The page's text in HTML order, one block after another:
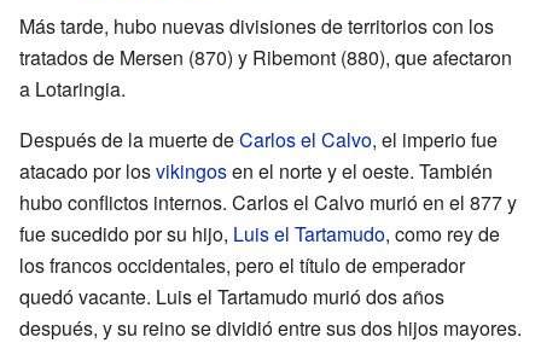
Más tarde, hubo nuevas divisiones de territorios con los
tratados de Mersen (870) y Ribemont (880), que afectaron
a Lotaringia.
Después de la muerte deCarlos el Calvo, el imperio fue
atacado por losvikingosen el norte y el oeste. También
hubo conflictos internos. Carlos el Calvo murió en el 877 y
fue sucedido por su hijo, Luis el Tartamudo, como rey de
los francos occidentales, pero el título de emperador
quedó vacante. Luis el Tartamudo murió dos años
después, y su reino se dividió entre sus dos hijos mayores.